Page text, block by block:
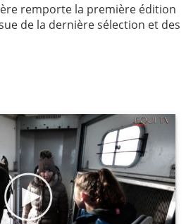
remporte la première édition
de la dernière sélection et des